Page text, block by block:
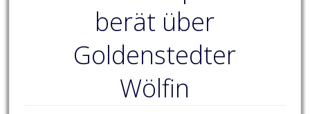
berät über
Goldenstedter
Wölfin